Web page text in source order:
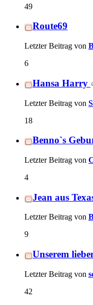
49
Route69
Letzter Beitrag von
6
Hansa Harry
Letzter Beitrag von
18
Benno`s
Letzter Beitrag von
4
Jean aus
Letzter Beitrag von
9
Unserem
Letzter Beitrag von
42